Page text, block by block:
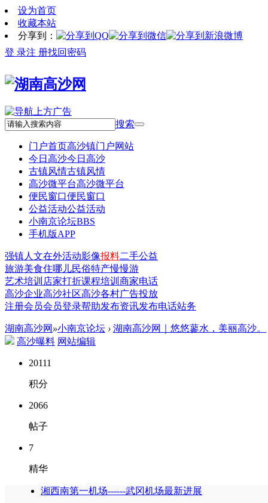
设为首页
收藏本站
分享到：
登 录注 册找回密码
搜索
门户首页高沙镇门户网站
今日高沙今日高沙
古镇风情古镇风情
高沙微平台高沙微平台
便民窗口便民窗口
公益活动公益活动
小南京论坛BBS
手机版APP
强镇人文在外活动影像报料二手公益
旅游美食住哪儿民俗特产慢慢游
艺术培训 店家打折课程培训 商家电话
高沙企业高沙社区高沙各村广告投放
注册会员会员登录帮助发布资讯发布电话站务
湖南高沙网 »小南京论坛 › 湖南高沙网｜悠悠蓼水，美丽高沙。
高沙曝料 网站编辑
20111
积分
2066
帖子
7
精华
湘西南第一机场------武冈机场最新进展